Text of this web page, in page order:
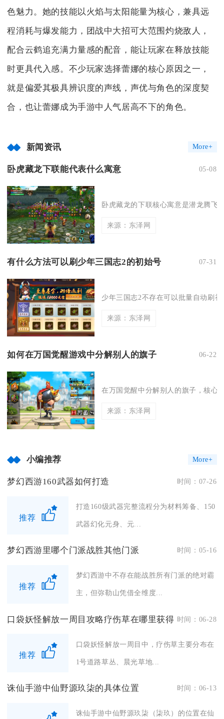
色魅力。她的技能以火焰与太阳能量为核心，兼具远
程消耗与爆发能力，团战中大招可大范围灼烧敌人，
配合云鹤追充满力量感的配音，能让玩家在释放技能
时更具代入感。不少玩家选择蕾娜的核心原因之一，
就是偏爱其极具辨识度的声线，声优与角色的深度契
合，也让蕾娜成为手游中人气居高不下的角色。
新闻资讯 More+
卧虎藏龙下联能代表什么寓意 05-08
卧虎藏龙的下联核心寓意是潜龙腾飞
来源：东泽网
有什么方法可以刷少年三国志2的初始号 07-31
少年三国志2不存在可以批量自动刷
来源：东泽网
如何在万国觉醒游戏中分解别人的旗子 06-22
在万国觉醒中分解别人的旗子，核心
来源：东泽网
小编推荐 More+
梦幻西游160武器如何打造 时间：07-26
推荐
打造160级武器完整流程分为材料筹备、150
武器幻化元身、元...
梦幻西游里哪个门派战胜其他门派 时间：05-16
推荐
梦幻西游中不存在能战胜所有门派的绝对霸
主，但弥勒山凭借全维度...
口袋妖怪解放一周目攻略疗伤草在哪里获得 时间：06-28
推荐
口袋妖怪解放一周目中，疗伤草主要分布在
1号道路草丛、晨光草地...
诛仙手游中仙野源玖柒的具体位置 时间：06-13
诛仙手游中仙野源玖柒（柒玖）的位置在仙